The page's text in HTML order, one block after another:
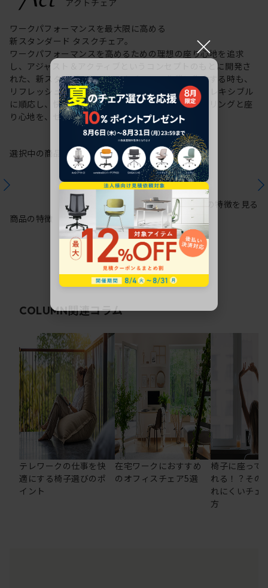
ワークパフォーマンスを最大限に高める
新スタンダード タスクチェア。
ワークパフォーマンスを高めるための理想の座り心地を追求
し、アジャスト＆アクティブというコンセプトのもとに開発さ
れた、新スタンダードのタスクチェア。作業に集中する時も、
リフレッシュする時も、座る姿勢や身体の動きにフレキシブル
に順応し、快適にサポートします。新感覚のスタイリングと座
り心地を、ぜひご体感ください。
選択中の商品情報保証注意事項
商品の特徴
シリーズの特徴を見る
COLUMN関連コラム
テレワークの仕事を快
適にする椅子選びのポ
イント
在宅ワークにおすすめ
のオフィスチェア5選
椅子に座って
れる！？その
れにくいチェ
方
×